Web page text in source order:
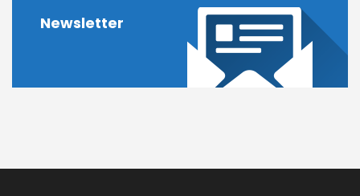
Newsletter